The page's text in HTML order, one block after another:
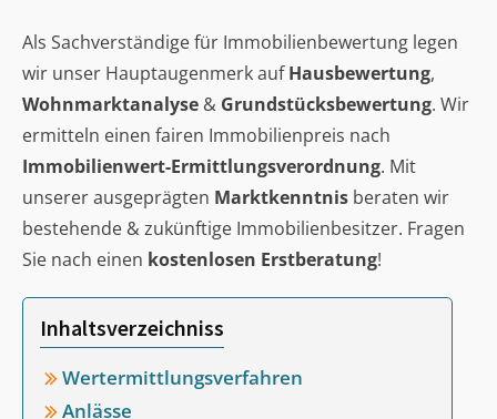
Als Sachverständige für Immobilienbewertung legen
wir unser Hauptaugenmerk aufHausbewertung,
Wohnmarktanalyse & Grundstücksbewertung. Wir
ermitteln einen fairen Immobilienpreis nach
Immobilienwert-Ermittlungsverordnung. Mit
unserer ausgeprägten Marktkenntnis beraten wir
bestehende & zukünftige Immobilienbesitzer. Fragen
Sie nach einen kostenlosen Erstberatung!
Inhaltsverzeichniss
Wertermittlungsverfahren
Anlässe